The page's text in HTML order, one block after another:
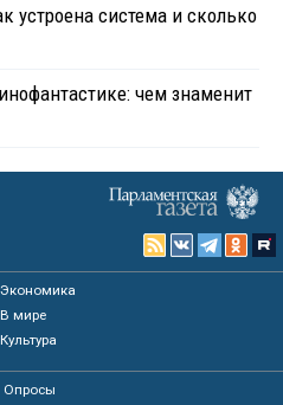
устроена система и сколько
чем знаменит
Экономика
В мире
Культура
Опросы